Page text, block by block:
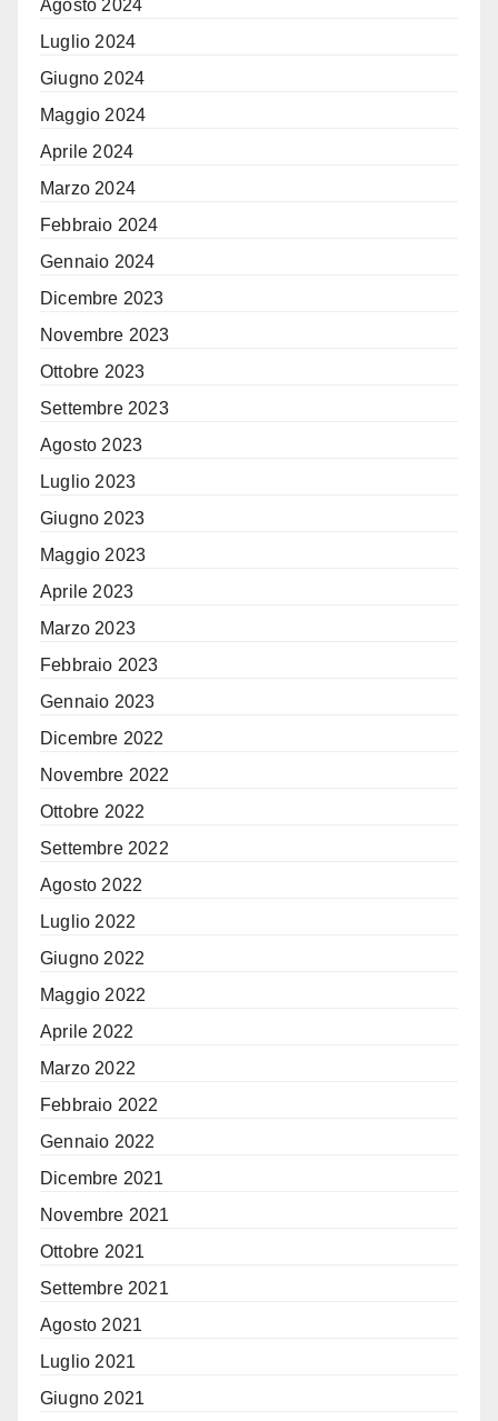
Agosto 2024
Luglio 2024
Giugno 2024
Maggio 2024
Aprile 2024
Marzo 2024
Febbraio 2024
Gennaio 2024
Dicembre 2023
Novembre 2023
Ottobre 2023
Settembre 2023
Agosto 2023
Luglio 2023
Giugno 2023
Maggio 2023
Aprile 2023
Marzo 2023
Febbraio 2023
Gennaio 2023
Dicembre 2022
Novembre 2022
Ottobre 2022
Settembre 2022
Agosto 2022
Luglio 2022
Giugno 2022
Maggio 2022
Aprile 2022
Marzo 2022
Febbraio 2022
Gennaio 2022
Dicembre 2021
Novembre 2021
Ottobre 2021
Settembre 2021
Agosto 2021
Luglio 2021
Giugno 2021